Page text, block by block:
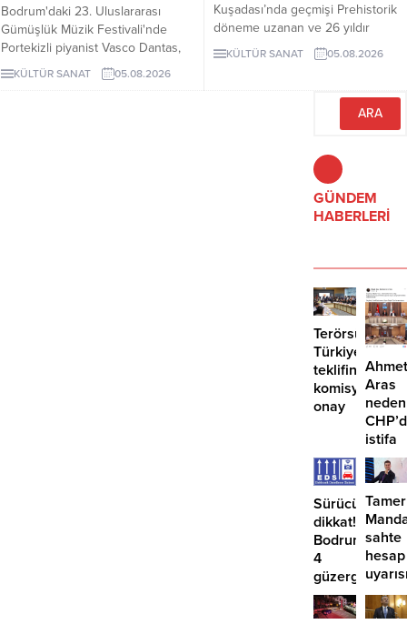
Bodrum'daki 23. Uluslararası
Gümüşlük Müzik Festivali'nde
Portekizli piyanist Vasco Dantas,
Antik Taş Ocağı'nda Fado ezgileri
ve kendi besteleriyle konser
KÜLTÜR SANAT 05.08.2026
Kuşadası’nda geçmişi Prehistorik
döneme uzanan ve 26 yıldır
kesintisiz kazılan Kadıkalesi-Anaia
Höyüğü, UNESCO Dünya Mirası
gelişmeyle birlikte Türkiye’nin
listedeki kültür varlığı sayısı 81’e
KÜLTÜR SANAT 05.08.2026
GÜNDEM
HABERLERİ
Terörsüz
Türkiye
teklifine
komisyondan
onay
Ahmet
Aras
neden
istifa
Sürücüler
dikkat!
Bodrum’da
4
güzergahta
EDS
başlıyor
Tamer
sahte
hesap